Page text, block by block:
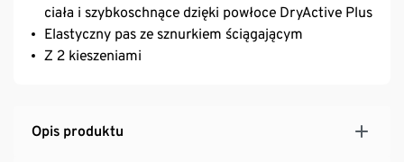
ciała i szybkoschnące dzięki powłoce DryActive Plus
Elastyczny pas ze sznurkiem ściągającym
Z 2 kieszeniami
Opis produktu